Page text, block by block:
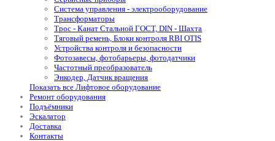
Система управления - электрооборудование
Трансформаторы
Трос - Канат Стальной ГОСТ, DIN - Шахта
Тяговый ремень, Блоки контроля RBI OTIS
Устройства контроля и безопасности
Фотозавесы, фотобарьеры, фотодатчики
Частотный преобразователь
Энкодер, Датчик вращения
Показать все Лифтовое оборудование
Ремонт оборудования
Подъёмники
Эскалатор
Доставка
Контакты